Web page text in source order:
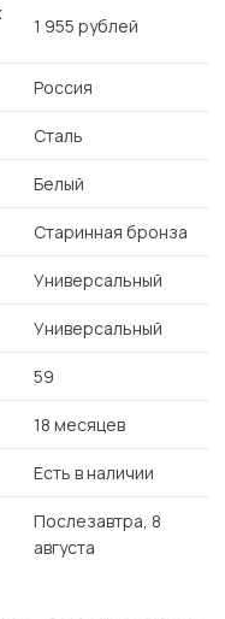
1 955 рублей
Россия
Сталь
Белый
Старинная бронза
Универсальный
Универсальный
59
18 месяцев
Есть в наличии
Послезавтра, 8
августа